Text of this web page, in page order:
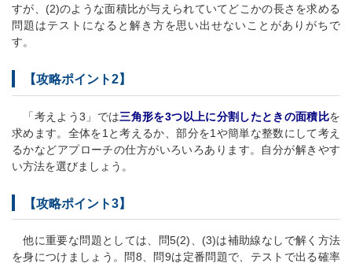
すが、(2)のような面積比が与えられていてどこかの長さを求める
問題はテストになると解き方を思い出せないことがありがちで
す。
【攻略ポイント2】
「考えよう3」では三角形を3つ以上に分割したときの面積比を
求めます。全体を1と考えるか、部分を1や簡単な整数にして考え
るかなどアプローチの仕方がいろいろあります。自分が解きやす
い方法を選びましょう。
【攻略ポイント3】
他に重要な問題としては、問5(2)、(3)は補助線なしで解く方法
を身につけましょう。問8、問9は定番問題で、テストで出る確率